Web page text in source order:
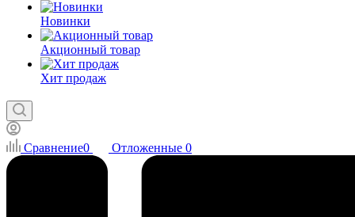
Новинки
Акционный товар
Хит продаж
Сравнение0 Отложенные 0